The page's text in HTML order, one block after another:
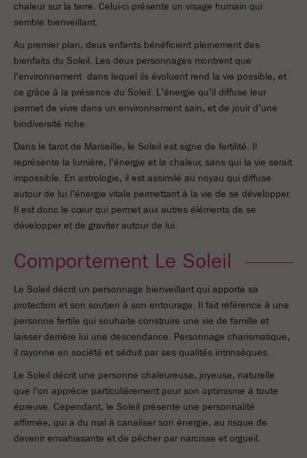
chaleur sur la terre. Celui-ci présente un visage humain qui
semble bienveillant.
Au premier plan, deux enfants bénéficient pleinement des
bienfaits du Soleil. Les deux personnages montrent que
l'environnement dans lequel ils évoluent rend la vie possible, et
ce grâce à la présence du Soleil. L'énergie qu'il diffuse leur
permet de vivre dans un environnement sain, et de jouir d'une
biodiversité riche.
Dans le tarot de Marseille, le Soleil est signe de fertilité. Il
représente la lumière, l'énergie et la chaleur, sans qui la vie serait
impossible. En astrologie, il est assimilé au noyau qui diffuse
autour de lui l'énergie vitale permettant à la vie de se développer.
Il est donc le cœur qui permet aux autres éléments de se
développer et de graviter autour de lui.
Comportement Le Soleil
Le Soleil décrit un personnage bienveillant qui apporte sa
protection et son soutien à son entourage. Il fait référence à une
personne fertile qui souhaite construire une vie de famille et
laisser derrière lui une descendance. Personnage charismatique,
il rayonne en société et séduit par ses qualités intrinsèques.
Le Soleil décrit une personne chaleureuse, joyeuse, naturelle
que l'on apprécie particulièrement pour son optimisme à toute
épreuve. Cependant, le Soleil présente une personnalité
affirmée, qui a du mal à canaliser son énergie, au risque de
devenir envahissante et de pêcher par narcisse et orgueil.